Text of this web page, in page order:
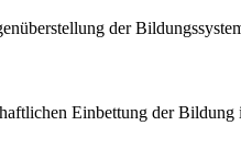
der
Einbettung der Bildung